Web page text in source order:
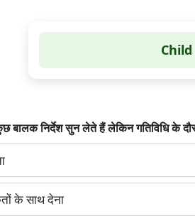
बालक निर्देश सुन लेते हैं लेकिन गतिविधि के
के साथ देना